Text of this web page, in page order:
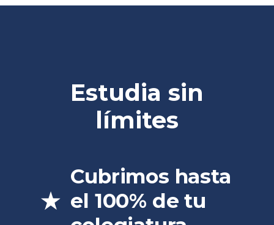
Estudia sin
límites
Cubrimos hasta
el 100% de tu